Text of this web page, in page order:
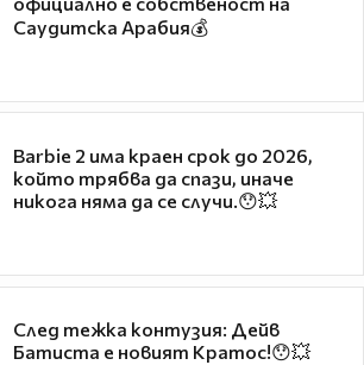
Саудитска Арабия💰
Barbie 2 има краен срок до 2026,
който трябва да спази, иначе
никога няма да се случи.😯💥
След тежка контузия: Дейв
Батиста е новият Кратос!😯💥